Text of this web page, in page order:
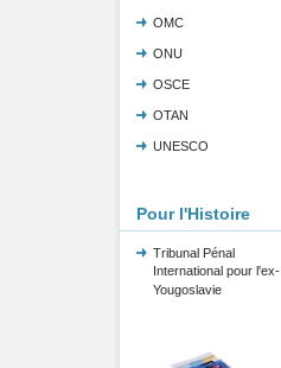
OMC
ONU
OSCE
OTAN
UNESCO
Pour l'Histoire
Tribunal Pénal
International pour l'ex-
Yougoslavie